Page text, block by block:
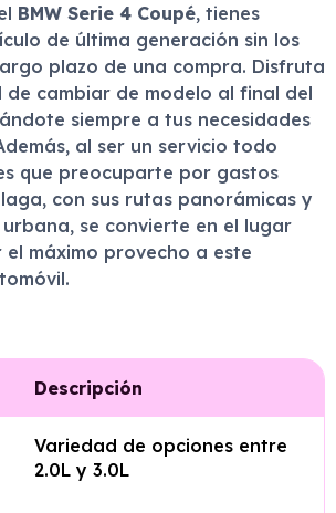
BMW Serie 4 Coupé, tienes
de última generación sin los
plazo de una compra. Disfruta
cambiar de modelo al final del
siempre a tus necesidades
al ser un servicio todo
que preocuparte por gastos
con sus rutas panorámicas y
se convierte en el lugar
máximo provecho a este
Descripción
Variedad de opciones entre
2.0L y 3.0L